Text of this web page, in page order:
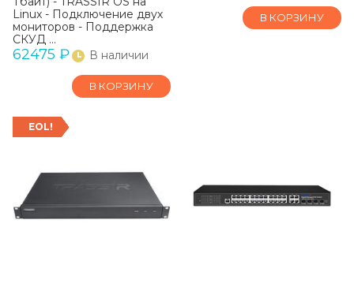
Linux - Подключение двух
мониторов - Поддержка
СКУД …
62475 ₽ В наличии
В КОРЗИНУ
В КОРЗИНУ
EOL!